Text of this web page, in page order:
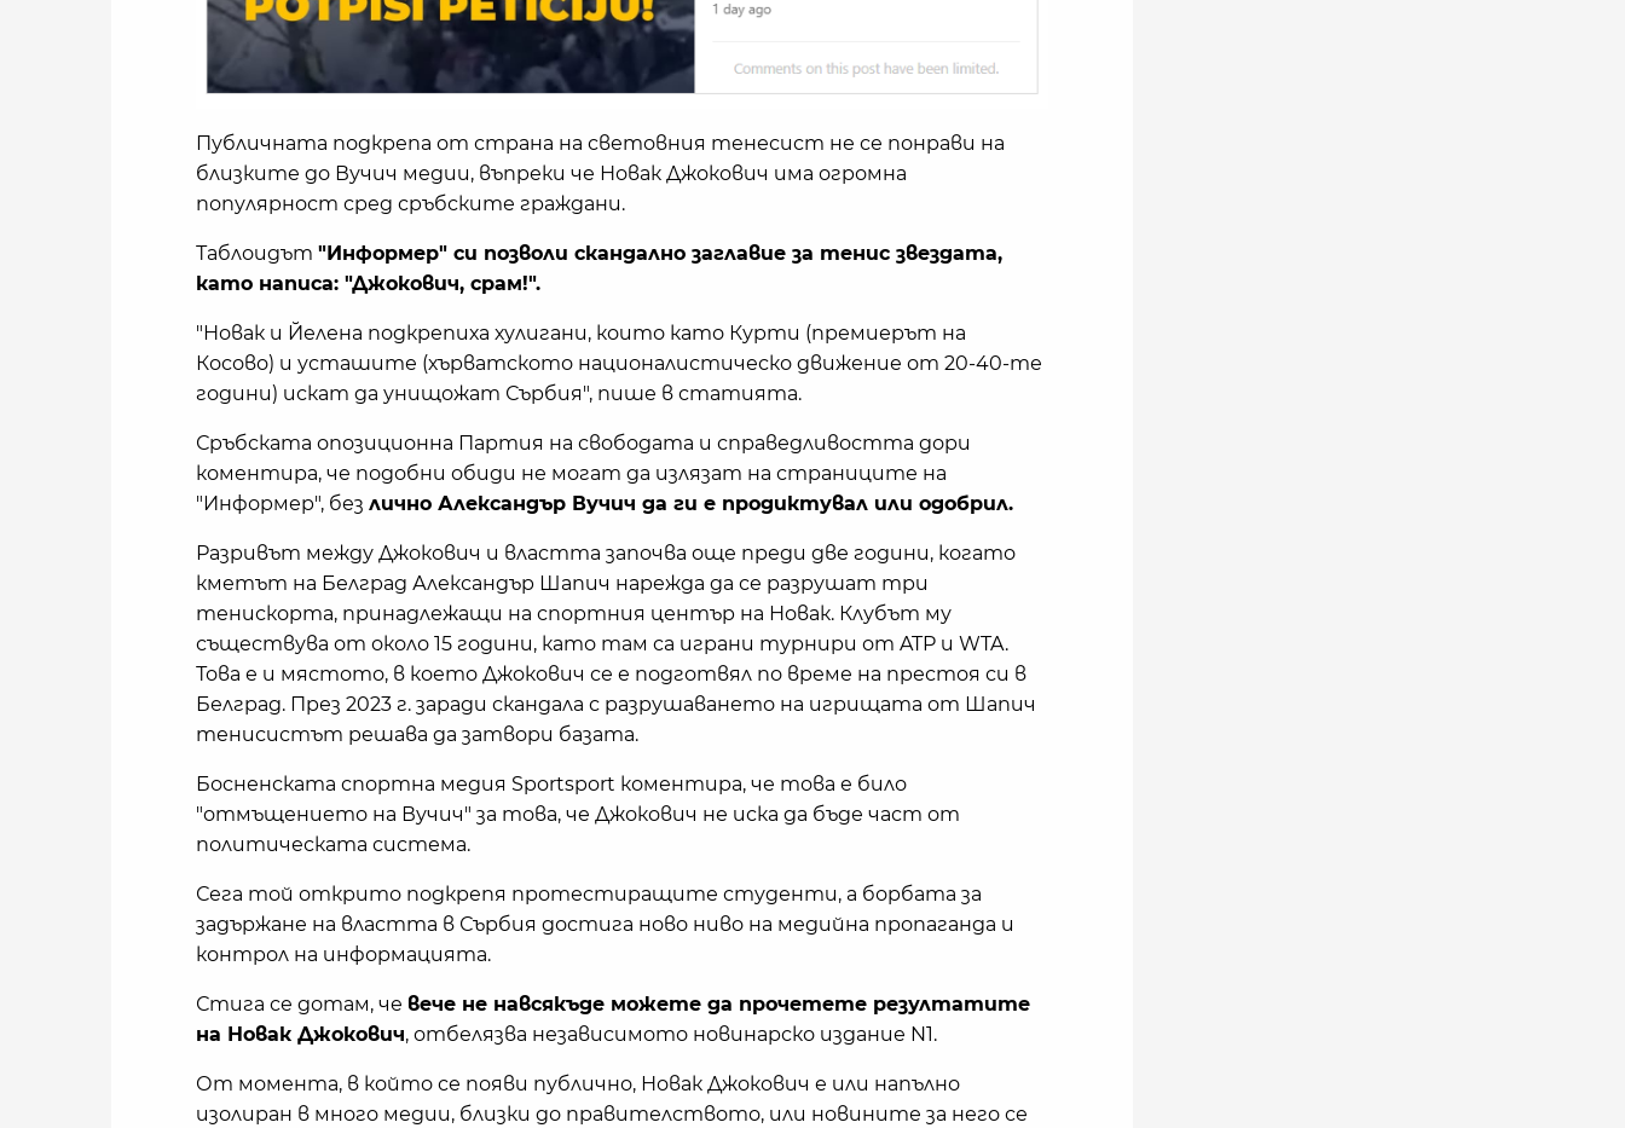
Публичната подкрепа от страна на световния тенесист не се понрави на
близките до Вучич медии, въпреки че Новак Джокович има огромна
популярност сред сръбските граждани.
Таблоидът "Информер" си позволи скандално заглавие за тенис звездата,
като написа: "Джокович, срам!".
"Новак и Йелена подкрепиха хулигани, които като Курти (премиерът на
Косово) и усташите (хърватското националистическо движение от 20-40-те
години) искат да унищожат Сърбия", пише в статията.
Сръбската опозиционна Партия на свободата и справедливостта дори
коментира, че подобни обиди не могат да излязат на страниците на
"Информер", без лично Александър Вучич да ги е продиктувал или одобрил.
Разривът между Джокович и властта започва още преди две години, когато
кметът на Белград Александър Шапич нарежда да се разрушат три
тенискорта, принадлежащи на спортния център на Новак. Клубът му
съществува от около 15 години, като там са играни турнири от ATP и WTA.
Това е и мястото, в което Джокович се е подготвял по време на престоя си в
Белград. През 2023 г. заради скандала с разрушаването на игрищата от Шапич
тенисистът решава да затвори базата.
Босненската спортна медия Sportsport коментира, че това е било
"отмъщението на Вучич" за това, че Джокович не иска да бъде част от
политическата система.
Сега той открито подкрепя протестиращите студенти, а борбата за
задържане на властта в Сърбия достига ново ниво на медийна пропаганда и
контрол на информацията.
Стига се дотам, че вече не навсякъде можете да прочетете резултатите
на Новак Джокович, отбелязва независимото новинарско издание N1.
От момента, в който се появи публично, Новак Джокович е или напълно
изолиран в много медии, близки до правителството, или новините за него се